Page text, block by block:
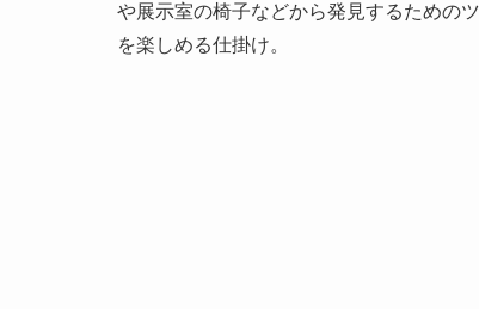
や展示室の椅子などから発見するための
を楽しめる仕掛け。